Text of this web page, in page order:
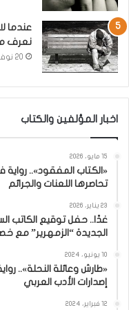
عندما
نعرف
20 نوفمبر، 2018
اخبار المؤلفين والكتاب
15 مايو، 2026
«الكتاب المفقود».. رواية
تحاصرها اللعنات والجرائم
23 يناير، 2026
غدًا.. حفل توقيع الكاتب
الجديدة “الزمهرير” مع خصم 50٪ على جميع
10 يونيو، 2024
«طارش وعائلة النحلة»..
إصدارات الأدب العربي
12 فبراير، 2024